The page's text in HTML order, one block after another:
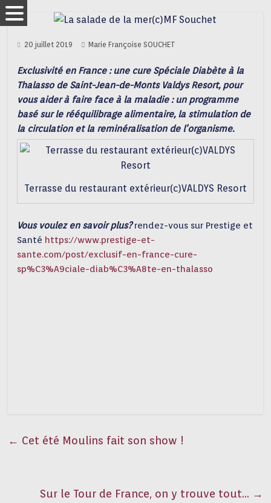
20 juillet 2019 Marie Françoise SOUCHET
Exclusivité en France : une cure Spéciale Diabète à la
Thalasso de Saint-Jean-de-Monts Valdys Resort, pour
vous aider à faire face à la maladie : un programme
basé sur le rééquilibrage alimentaire, la stimulation de
la circulation et la reminéralisation de l’organisme.
Terrasse du restaurant extérieur(c)VALDYS Resort
Vous voulez en savoir plus?rendez-vous sur Prestige et
Santé https://www.prestige-et-
sante.com/post/exclusif-en-france-cure-
sp%C3%A9ciale-diab%C3%A8te-en-thalasso
← Cet été Moulins fait son show !
Sur le Tour de France, on y trouve tout… →